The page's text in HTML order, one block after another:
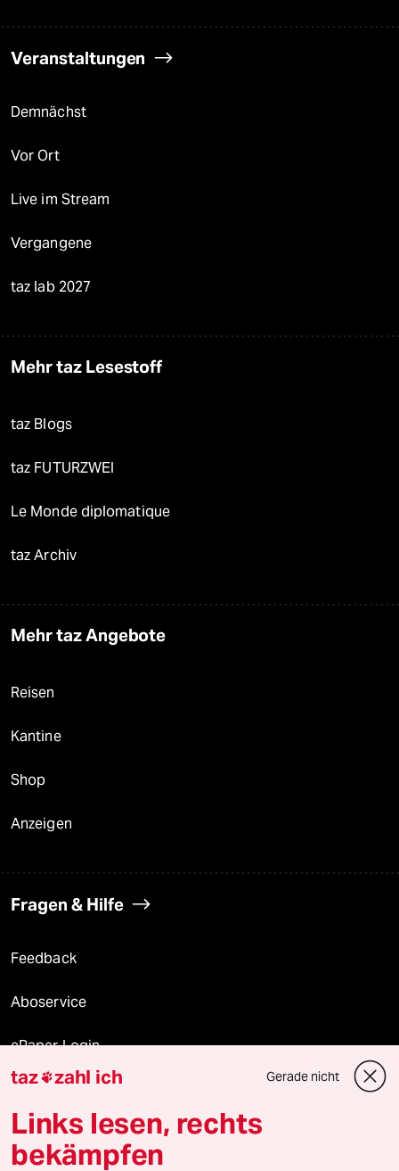
Veranstaltungen
Demnächst
Vor Ort
Live im Stream
Vergangene
taz lab 2027
Mehr taz Lesestoff
taz Blogs
taz FUTURZWEI
Le Monde diplomatique
taz Archiv
Mehr taz Angebote
Reisen
Kantine
Shop
Anzeigen
Fragen & Hilfe
Feedback
Aboservice
ePaper Login
Downloads für Abonnierende
taz zahl ich Gerade nicht
Links lesen, rechts
bekämpfen